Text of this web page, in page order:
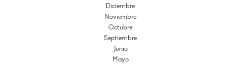
Diciembre
Noviembre
Octubre
Septiembre
Junio
Mayo